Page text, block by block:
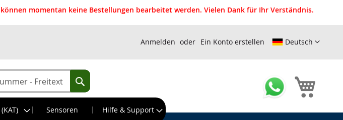
momentan keine Bestellungen bearbeitet werden. Vielen Dank für Ihr Verständnis.
Deutsch
Anmelden Ein Konto erstellen
Suche
Sensoren Hilfe & Support